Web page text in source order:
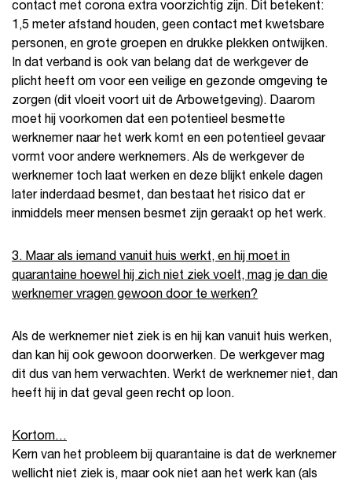
contact met corona extra voorzichtig zijn. Dit betekent:
1,5 meter afstand houden, geen contact met kwetsbare
personen, en grote groepen en drukke plekken ontwijken.
In dat verband is ook van belang dat de werkgever de
plicht heeft om voor een veilige en gezonde omgeving te
zorgen (dit vloeit voort uit de Arbowetgeving). Daarom
moet hij voorkomen dat een potentieel besmette
werknemer naar het werk komt en een potentieel gevaar
vormt voor andere werknemers. Als de werkgever de
werknemer toch laat werken en deze blijkt enkele dagen
later inderdaad besmet, dan bestaat het risico dat er
inmiddels meer mensen besmet zijn geraakt op het werk.
3. Maar als iemand vanuit huis werkt, en hij moet in
quarantaine hoewel hij zich niet ziek voelt, mag je dan die
werknemer vragen gewoon door te werken?
Als de werknemer niet ziek is en hij kan vanuit huis werken,
dan kan hij ook gewoon doorwerken. De werkgever mag
dit dus van hem verwachten. Werkt de werknemer niet, dan
heeft hij in dat geval geen recht op loon.
Kortom…
Kern van het probleem bij quarantaine is dat de werknemer
wellicht niet ziek is, maar ook niet aan het werk kan (als